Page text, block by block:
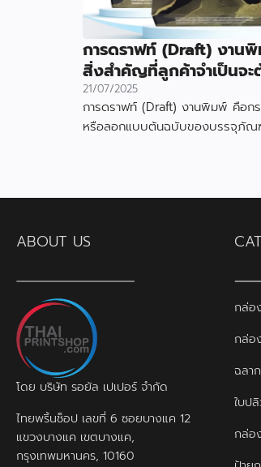
การดราฟท์ (Draft) งา
สิ่งสำคัญที่ลูกค้าจำเป็นจะ
21/07/2025
การดราฟท์ (Draft) งานพิมพ์ คือก
หรือลอกแบบต้นฉบับของบรรจุภัณ
ABOUT US
โดย บริษัท รอยัล เปเปอร์ จำกัด
ไทยพริ้นช็อป เลขที่ 6 ซอยบางแค 12
แขวงบางแค เขตบางแค,
กรุงเทพมหานคร, 10160
กล่อ
กล่อ
ฉลา
ใบป
กล่อ